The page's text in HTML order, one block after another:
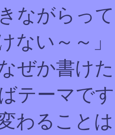
ながらっ
ない～～
ぜか書け
テーマで
わること